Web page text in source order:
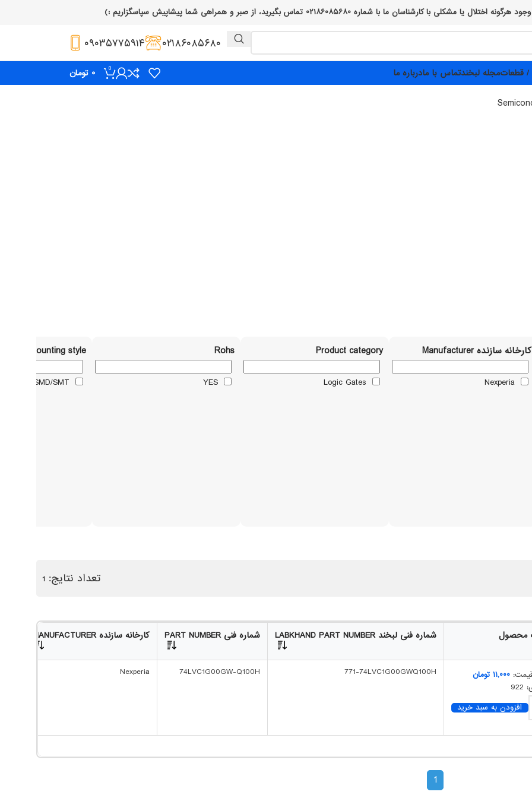
با شماره ۰۲۱۸۶۰۸۵۶۸۰ تماس بگیرید، از صبر و همراهی شما پیشاپیش سپاسگزاریم :)
۰۲۱۸۶۰۸۵۶۸۰ ۰۹۰۳۵۷۷۵۹۱۴
/ قطعاتمجله لبخندتماس با مادرباره ما 0 ۰ تومان
کارخانه سازنده Manufacturer
Nexperia
Product category
Rohs
YES
Mounting style
تعداد نتایج:1
محصول شماره فنی لبخند LABKHAND PART NUMBER شماره فنی PART NUMBER کارخانه سازنده MANUFACTURER
۱۱,۰۰۰ تومان
افزودن به سبد خرید
771-74LVC1G00GWQ100H
74LVC1G00GW-Q100H
Nexperia
1